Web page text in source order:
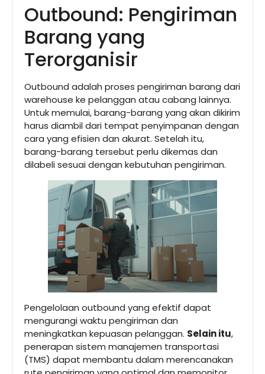
Outbound: Pengiriman
Barang yang
Terorganisir
Outbound adalah proses pengiriman barang dari
warehouse ke pelanggan atau cabang lainnya.
Untuk memulai, barang-barang yang akan dikirim
harus diambil dari tempat penyimpanan dengan
cara yang efisien dan akurat. Setelah itu,
barang-barang tersebut perlu dikemas dan
dilabeli sesuai dengan kebutuhan pengiriman.
Pengelolaan outbound yang efektif dapat
mengurangi waktu pengiriman dan
meningkatkan kepuasan pelanggan. Selain itu,
penerapan sistem manajemen transportasi
(TMS) dapat membantu dalam merencanakan